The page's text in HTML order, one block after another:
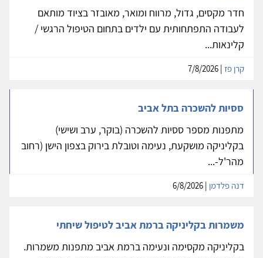
חדר מקסים, גדול, מרווח ומואר, מאובזר בציוד מותאם
לעבודה התפתחותית עם ילדים בתחום הטיפול הרגשי /
קלינאות...
קרן פז
ססיות להשכרה בתל אביב
מתפנות מספר ססיות להשכרה (בוקר, ערב ושישי)
בקליניקה מושקעת, נעימה וטובלת בירוק בצפון הישן (רחוב
מהר'ל-...
דנה פלדמן
משמרות בקליניקה ברמת אביב לטיפול שיחתי
בקליניקה מקסימה ונעימה ברמת אביב מתפנות משמרות.